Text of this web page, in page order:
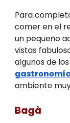
Para
comer en el
un pequeño
vistas
algunos de los
ambiente
Bagà